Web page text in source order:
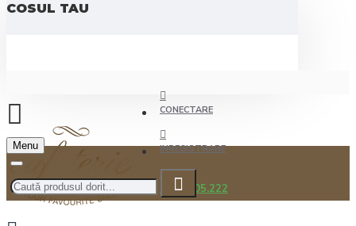
COSUL TAU
CONECTARE
INREGISTRARE
0722.505.222
Menu